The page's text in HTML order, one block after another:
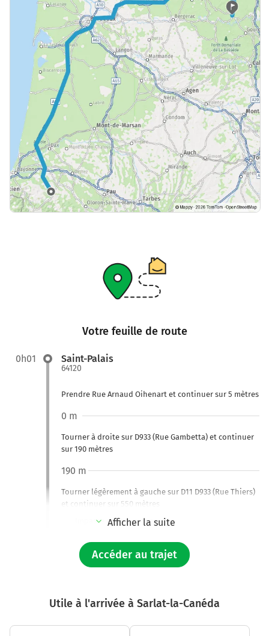
Votre feuille de route
0h01 Saint-Palais
64120
Prendre Rue Arnaud Oihenart et continuer sur 5 mètres
Tourner à droite sur D933 (Rue Gambetta) et continuer
sur 190 mètres
0 m
Tourner légèrement à gauche sur D11 D933 (Rue Thiers)
et continuer sur 550 mètres
Impasse de la Joyeuse
190 m
Au rond-point, prendre la 2ème sortie sur D11 (Route
750 m
1,0 km
Afficher la suite
Accéder au trajet
Utile à l'arrivée à Sarlat-la-Canéda